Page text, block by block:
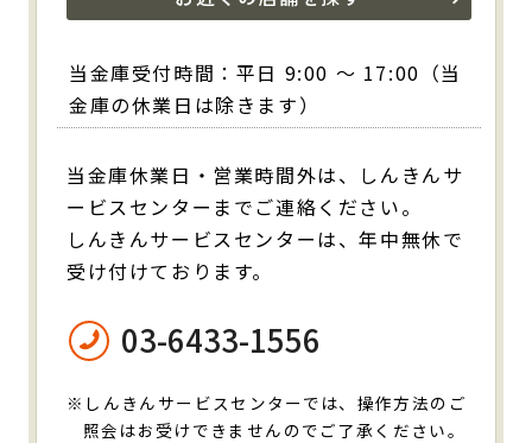
当金庫受付時間：平日 9:00 ～ 17:00（当
金庫の休業日は除きます）
当金庫休業日・営業時間外は、しんきんサ
ービスセンターまでご連絡ください。
しんきんサービスセンターは、年中無休で
受け付けております。
03-6433-1556
※しんきんサービスセンターでは、操作方法のご
照会はお受けできませんのでご了承ください。